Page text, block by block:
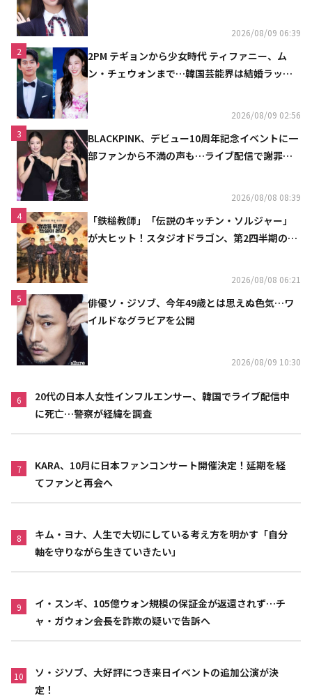
2026/08/09 06:39
2
2PM テギョンから少女時代 ティファニー、ム
ン・チェウォンまで…韓国芸能界は結婚ラッシ
2026/08/09 02:56
3
BLACKPINK、デビュー10周年記念イベントに一
部ファンから不満の声も…ライブ配信で謝罪
2026/08/08 08:39
4
「鉄槌教師」「伝説のキッチン・ソルジャー」
が大ヒット！スタジオドラゴン、第2四半期の売
2026/08/08 06:21
5
俳優ソ・ジソブ、今年49歳とは思えぬ色気…ワ
イルドなグラビアを公開
2026/08/09 10:30
6
20代の日本人女性インフルエンサー、韓国でライブ配信中
に死亡…警察が経緯を調査
7
KARA、10月に日本ファンコンサート開催決定！延期を経
てファンと再会へ
8
キム・ヨナ、人生で大切にしている考え方を明かす「自分
軸を守りながら生きていきたい」
9
イ・スンギ、105億ウォン規模の保証金が返還されず…チ
ャ・ガウォン会長を詐欺の疑いで告訴へ
10
ソ・ジソブ、大好評につき来日イベントの追加公演が決
定！